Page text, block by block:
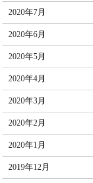
2020年7月
2020年6月
2020年5月
2020年4月
2020年3月
2020年2月
2020年1月
2019年12月